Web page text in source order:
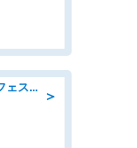
＞
ホールスタッフ/「家具屋が営むカフェスタッフ!」週2日～OK!嬉しいまかない付き/岡山県/浅口郡里庄町